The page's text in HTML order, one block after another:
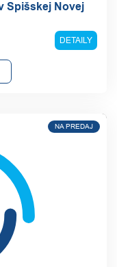
Spišskej Novej
DETAILY
NA PREDAJ